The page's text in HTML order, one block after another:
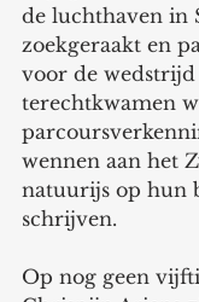
de luchthaven in
zoekgeraakt en
voor de wedstrijd
terechtkwamen
wennen aan het
natuurijs op hun
schrijven.
Op nog geen